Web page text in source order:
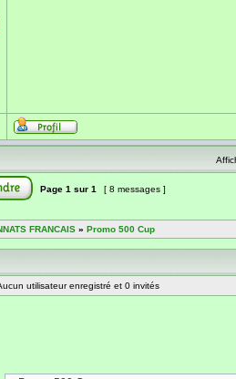
Page 1 sur 1 [ 8 messages ]
FRANCAIS » Promo 500 Cup
utilisateur enregistré et 0 invités